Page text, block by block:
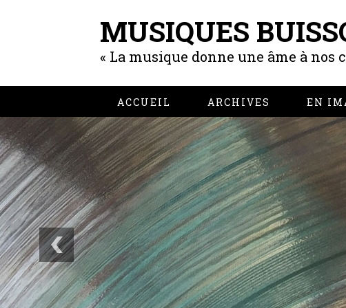
MUSIQUES
« La musique donne une âme à nos
ACCUEIL ARCHIVES EN